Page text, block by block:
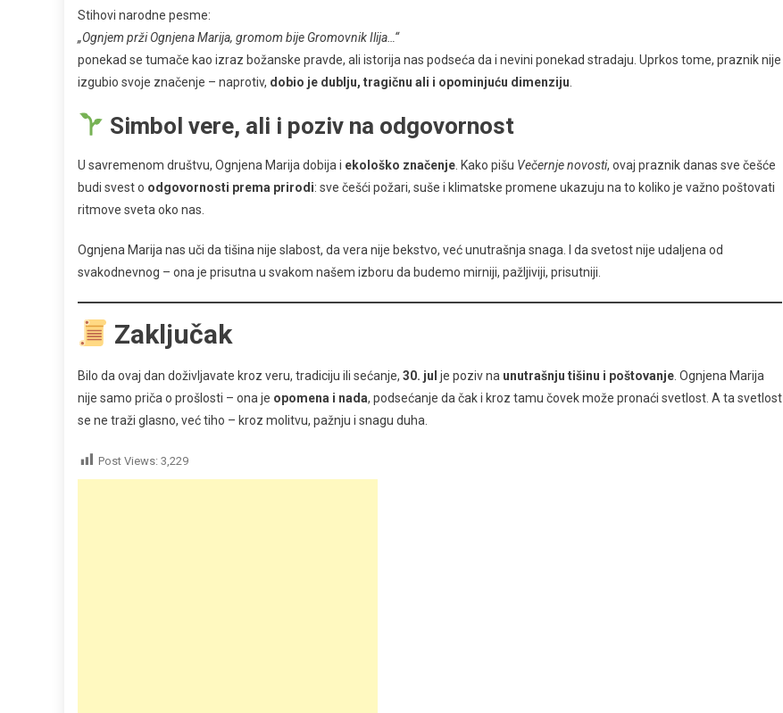
Stihovi narodne pesme:
„Ognjem prži Ognjena Marija, gromom bije Gromovnik Ilija…“
ponekad se tumače kao izraz božanske pravde, ali istorija nas podseća da i nevini ponekad stradaju. Uprkos tome, praznik nije
izgubio svoje značenje – naprotiv, dobio je dublju, tragičnu ali i opominjuću dimenziju
Simbol vere, ali i poziv na odgovornost
U savremenom društvu, Ognjena Marija dobija i ekološko značenje . Kako pišu Večernje novosti, ovaj praznik danas sve češće
budi svest o odgovornosti prema prirodi: sve češći požari, suše i klimatske promene ukazuju na to koliko je važno poštovati
ritmove sveta oko nas.
Ognjena Marija nas uči da tišina nije slabost, da vera nije bekstvo, već unutrašnja snaga. I da svetost nije udaljena od
svakodnevnog – ona je prisutna u svakom našem izboru da budemo mirniji, pažljiviji, prisutniji.
Zaključak
Bilo da ovaj dan doživljavate kroz veru, tradiciju ili sećanje, 30. jul je poziv na unutrašnju tišinu i poštovanje . Ognjena Marija
nije samo priča o prošlosti – ona je opomena i nada, podsećanje da čak i kroz tamu čovek može pronaći svetlost. A ta svetlost
se ne traži glasno, već tiho – kroz molitvu, pažnju i snagu duha.
Post Views: 3,229